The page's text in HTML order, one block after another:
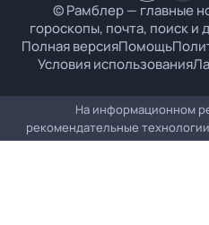
© Рамблер — главные
гороскопы, почта, поиск и
Полная версияПомощь
Условия использования
На информационном
рекомендательные